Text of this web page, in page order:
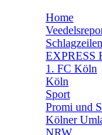
Home
Schlagzeilen
EXPRESS
1. FC Köln
Köln
Sport
Promi und
Kölner
NRW